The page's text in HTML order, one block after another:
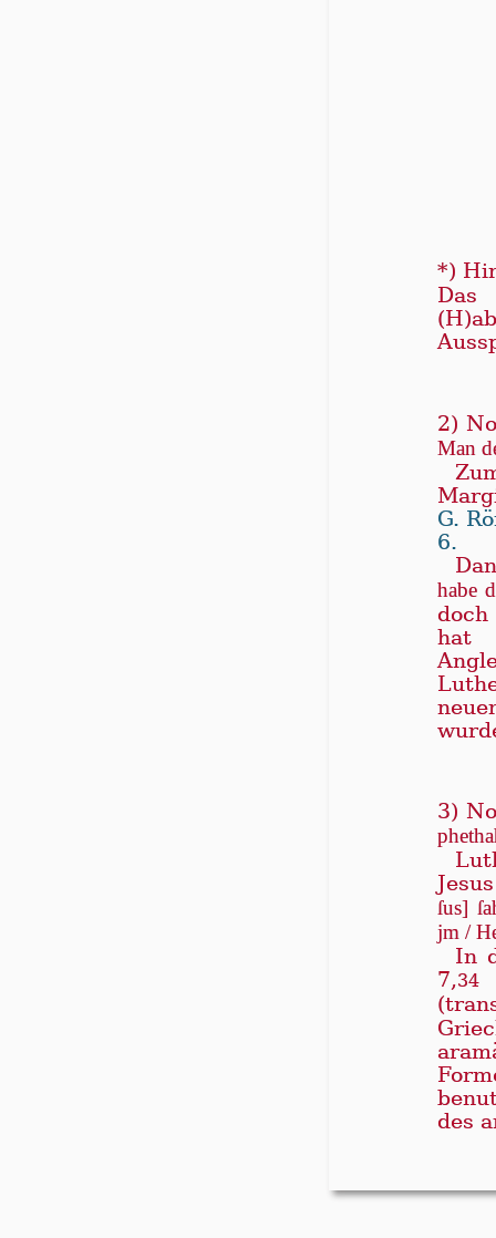
*)
2)
Man
G.
6.
habe
hat
3)
ſus]
jm /
In
7,34
des